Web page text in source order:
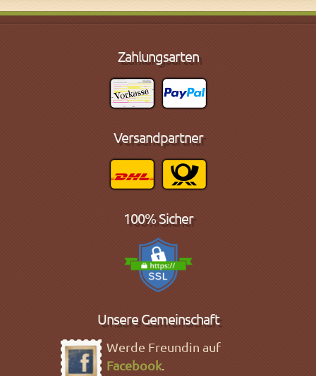
Zahlungsarten
Versandpartner
100% Sicher
Unsere Gemeinschaft
Werde Freundin auf
Facebook.